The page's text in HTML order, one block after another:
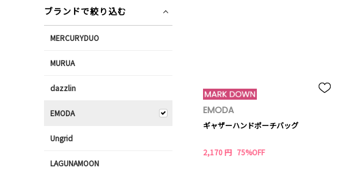
EMODA
ギャザーハンドポーチバッグ
2,170 円 75%OFF
ブランドで絞り込む
MERCURYDUO
MURUA
dazzlin
EMODA
Ungrid
LAGUNAMOON